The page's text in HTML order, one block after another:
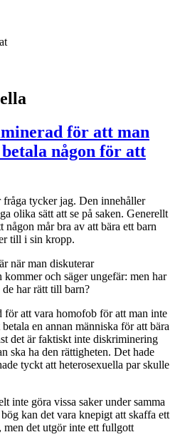
för att man
någon för att
fråga tycker jag. Den innehåller
olika sätt att se på saken. Generellt
någon mår bra av att bära ett barn
till i sin kropp.
när man diskuterar
och säger ungefär: men har
har rätt till barn?
att vara homofob för att man inte
en annan människa för att bära
det är faktiskt inte diskriminering
ska ha den rättigheten. Det hade
tyckt att heterosexuella par skulle
inte göra vissa saker under samma
kan det vara knepigt att skaffa ett
det utgör inte ett fullgott